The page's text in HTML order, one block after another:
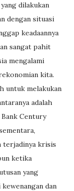
dilakukan
dengan situasi
keadaannya
sangat pahit
mengalami
kita.
untuk melakukan
adalah
Century
terjadinya krisis
ketika
yang
dan